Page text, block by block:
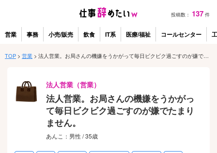
投稿数： 137 件
営業 事務 小売/販売 飲食 IT系 医療/福祉 コールセンター
TOP > 営業 > 法人営業。お局さんの機嫌をうかがって毎日ビクビク過ごすのが嫌でたまりません。
法人営業（営業）
法人営業。お局さんの機嫌をうかがっ
て毎日ビクビク過ごすのが嫌でたまり
ません。
あんこ：男性 / 35歳